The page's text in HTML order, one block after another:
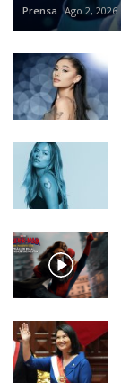
Prensa Ago 2, 2026